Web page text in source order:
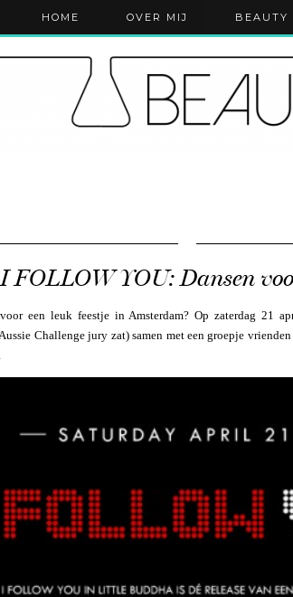
HOME OVER MIJ BEAUTY
I FOLLOW YOU: Dansen
een leuk feestje in Amsterdam? Op zaterdag 21
Challenge jury zat) samen met een groepje